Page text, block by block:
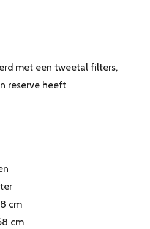
met een tweetal filters,
reserve heeft
cm
cm